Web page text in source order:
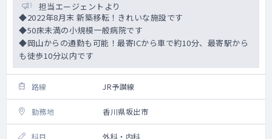
担当エージェントより
◆2022年8月末 新築移転！きれいな施設です
◆50床未満の小規模一般病院です
◆岡山からの通勤も可能！最寄ICから車で約10分、最寄駅から
も徒歩10分以内です
路線 JR予讃線
勤務地 香川県坂出市
科目 外科・内科